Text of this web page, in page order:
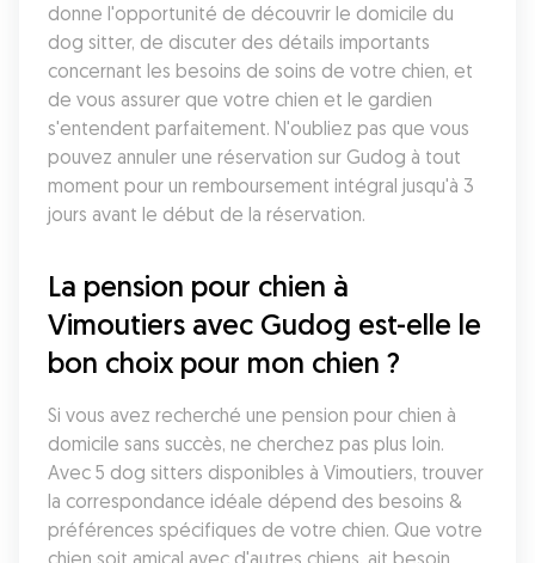
donne l'opportunité de découvrir le domicile du
dog sitter, de discuter des détails importants
concernant les besoins de soins de votre chien, et
de vous assurer que votre chien et le gardien
s'entendent parfaitement. N'oubliez pas que vous
pouvez annuler une réservation sur Gudog à tout
moment pour un remboursement intégral jusqu'à 3
jours avant le début de la réservation.
La pension pour chien à
Vimoutiers avec Gudog est-elle le
bon choix pour mon chien ?
Si vous avez recherché une pension pour chien à
domicile sans succès, ne cherchez pas plus loin.
Avec 5 dog sitters disponibles à Vimoutiers, trouver
la correspondance idéale dépend des besoins &
préférences spécifiques de votre chien. Que votre
chien soit amical avec d'autres chiens, ait besoin